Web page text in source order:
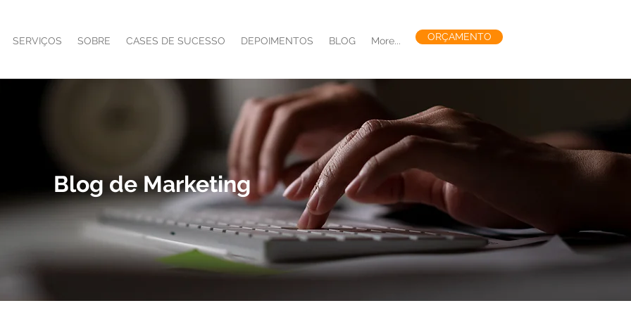
SERVIÇOS SOBRE CASES DE SUCESSO DEPOIMENTOS BLOG More... ORÇAMENTO
Blog de Marketing